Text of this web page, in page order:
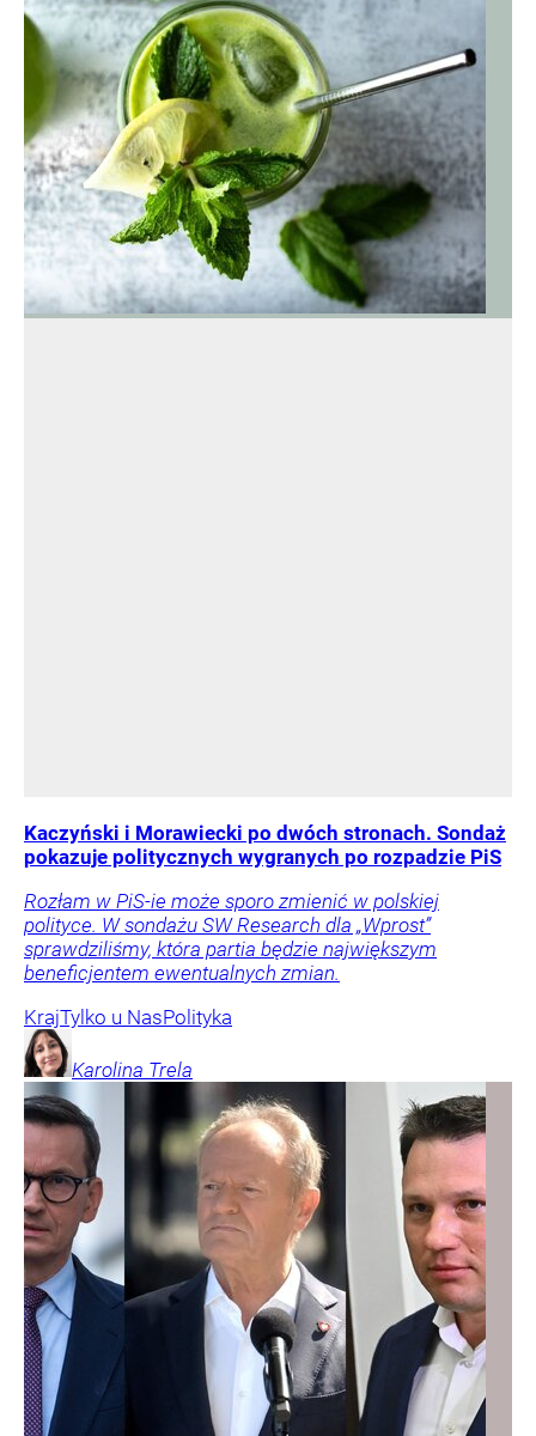
Kaczyński i Morawiecki po dwóch stronach. Sondaż
pokazuje politycznych wygranych po rozpadzie PiS
Rozłam w PiS-ie może sporo zmienić w polskiej
polityce. W sondażu SW Research dla „Wprost”
sprawdziliśmy, która partia będzie największym
beneficjentem ewentualnych zmian.
KrajTylko u NasPolityka
Karolina Trela